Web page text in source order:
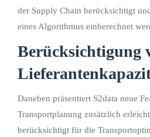
der Supply Chain berücksichtigt
eines Algorithmus einberechnet
Berücksichtigung
Daneben präsentiert S2data neue
Transportplanung zusätzlich
berücksichtigt für die